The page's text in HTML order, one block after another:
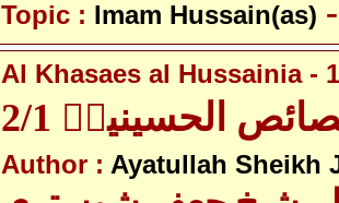
Topic : Imam Hussain(as)
Al Khasaes al Hussainia -
الحسینیہؑ 2/1
Author : Ayatullah Sheikh